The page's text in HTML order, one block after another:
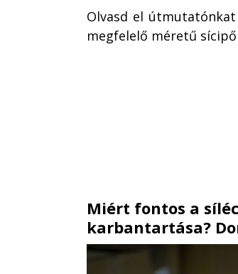
Olvasd el
megfelelő méretű
Miért fontos a
karbantartása?